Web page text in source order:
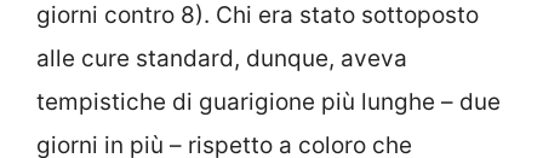
giorni contro 8). Chi era stato sottoposto
alle cure standard, dunque, aveva
tempistiche di guarigione più lunghe – due
giorni in più – rispetto a coloro che